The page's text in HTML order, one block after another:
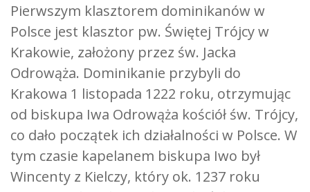
Pierwszym klasztorem dominikanów w
Polsce jest klasztor pw. Świętej Trójcy w
Krakowie, założony przez św. Jacka
Odrowąża. Dominikanie przybyli do
Krakowa 1 listopada 1222 roku, otrzymując
od biskupa Iwa Odrowąża kościół św. Trójcy,
co dało początek ich działalności w Polsce. W
tym czasie kapelanem biskupa Iwo był
Wincenty z Kielczy, który ok. 1237 roku